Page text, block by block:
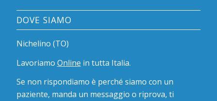
DOVE SIAMO
Nichelino (TO)
Lavoriamo Online in tutta Italia.
Se non rispondiamo è perché siamo con un
paziente, manda un messaggio o riprova, ti